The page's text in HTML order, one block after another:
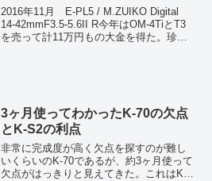
2016年11月 E-PL5 / M.ZUIKO Digital
14-42mmF3.5-5.6II R今年はOM-4TiとT3
を売って計11万円もの大金を得た。珍し
3ヶ月使ってわかったK-70の欠点
とK-S2の利点
非常に完成度が高く欠点を探すのが難し
いくらいのK-70であるが、約3ヶ月使って
欠点がはっきりと見えてきた。これはK-